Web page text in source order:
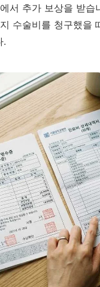
서 추가 보상을 받
수술비를 청구했을
.